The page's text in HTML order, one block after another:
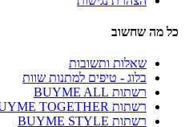
כל מה שחשוב
שאלות ותשובות
בלוג - טיפים למתנות שוות
רשתות BUYME ALL
רשתות BUYME TOGETHER
רשתות BUYME STYLE